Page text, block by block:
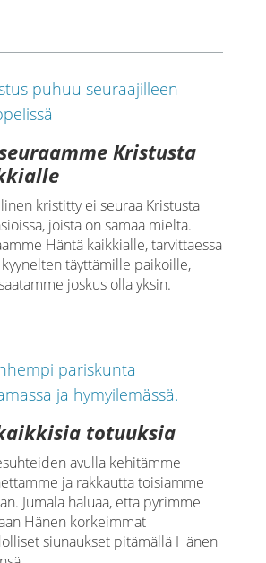
Kristusta
kristitty ei seuraa Kristusta
joista on samaa mieltä.
Häntä kaikkialle, tarvittaessa
täyttämille paikoille,
joskus olla yksin.
totuuksia
avulla kehitämme
ja rakkautta toisiamme
Jumala haluaa, että pyrimme
Hänen korkeimmat
siunaukset pitämällä Hänen